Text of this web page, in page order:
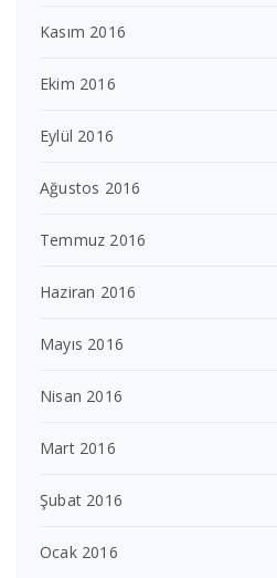
Kasım 2016
Ekim 2016
Eylül 2016
Ağustos 2016
Temmuz 2016
Haziran 2016
Mayıs 2016
Nisan 2016
Mart 2016
Şubat 2016
Ocak 2016